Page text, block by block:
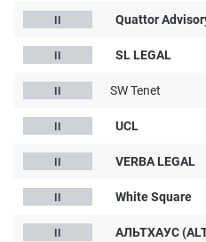
Quattor
SL LEGAL
SW Tenet
UCL
VERBA LEGAL
White Square
АЛЬТХАУС